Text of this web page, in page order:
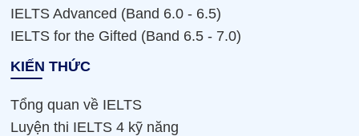
IELTS Advanced (Band 6.0 - 6.5)
IELTS for the Gifted (Band 6.5 - 7.0)
KIẾN THỨC
Tổng quan về IELTS
Luyện thi IELTS 4 kỹ năng